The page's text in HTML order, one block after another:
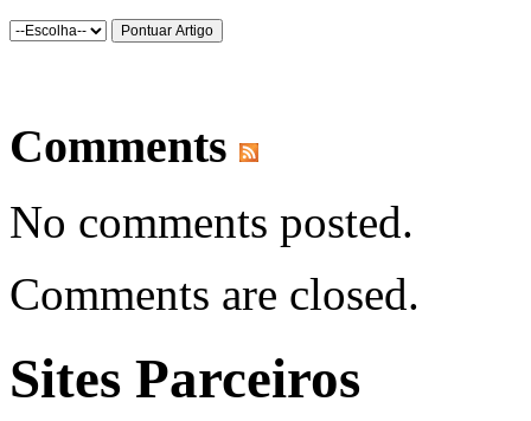
Comments
No comments posted.
Comments are closed.
Sites Parceiros